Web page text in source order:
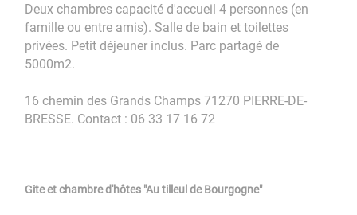
Deux chambres capacité d'accueil 4 personnes (en
famille ou entre amis). Salle de bain et toilettes
privées. Petit déjeuner inclus. Parc partagé de
5000m2.
16 chemin des Grands Champs 71270 PIERRE-DE-
BRESSE. Contact : 06 33 17 16 72
Gite et chambre d'hôtes "Au tilleul de Bourgogne"